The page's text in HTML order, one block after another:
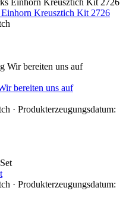
Kreusztich Kit 2726
bereiten uns auf
· Produkterzeugungsdatum:
· Produkterzeugungsdatum: